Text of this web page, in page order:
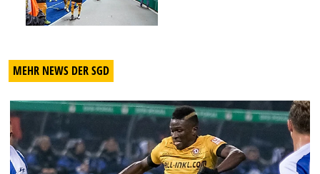
MEHR NEWS DER SGD